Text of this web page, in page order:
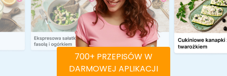
700+ PRZEPISÓW W
DARMOWEJ APLIKACJI